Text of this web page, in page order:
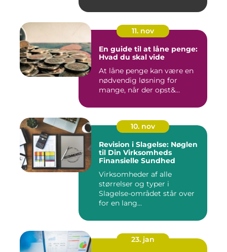
11. nov
En guide til at låne penge:
Hvad du skal vide
At låne penge kan være en
nødvendig løsning for
mange, når der opst&...
10. nov
Revision i Slagelse: Nøglen
til Din Virksomheds
Finansielle Sundhed
Virksomheder af alle
størrelser og typer i
Slagelse-området står over
for en lang...
23. jan